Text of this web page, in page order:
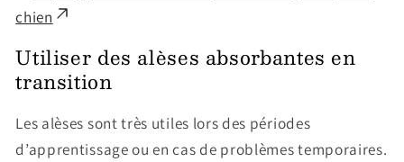
chien
Utiliser des alèses absorbantes en
transition
Les alèses sont très utiles lors des périodes
d’apprentissage ou en cas de problèmes temporaires.